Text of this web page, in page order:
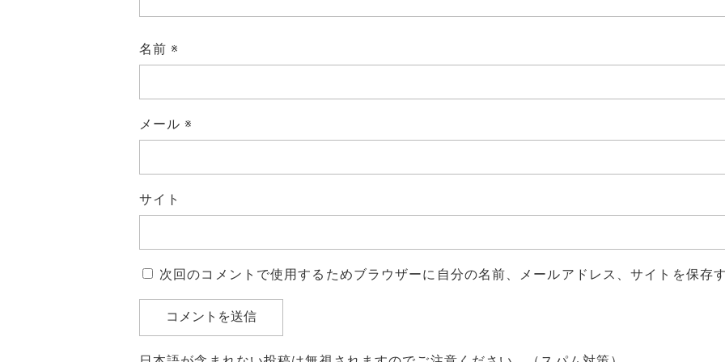
名前※
メール※
サイト
次回のコメントで使用するためブラウザーに自分の名前、メールアドレス、サイトを保存